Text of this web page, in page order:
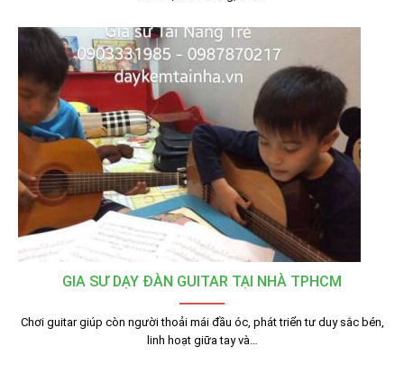
GIA SƯ DẠY ĐÀN GUITAR TẠI NHÀ TPHCM
Chơi guitar giúp còn người thoải mái đầu óc, phát triển tư duy sắc bén,
linh hoạt giữa tay và…